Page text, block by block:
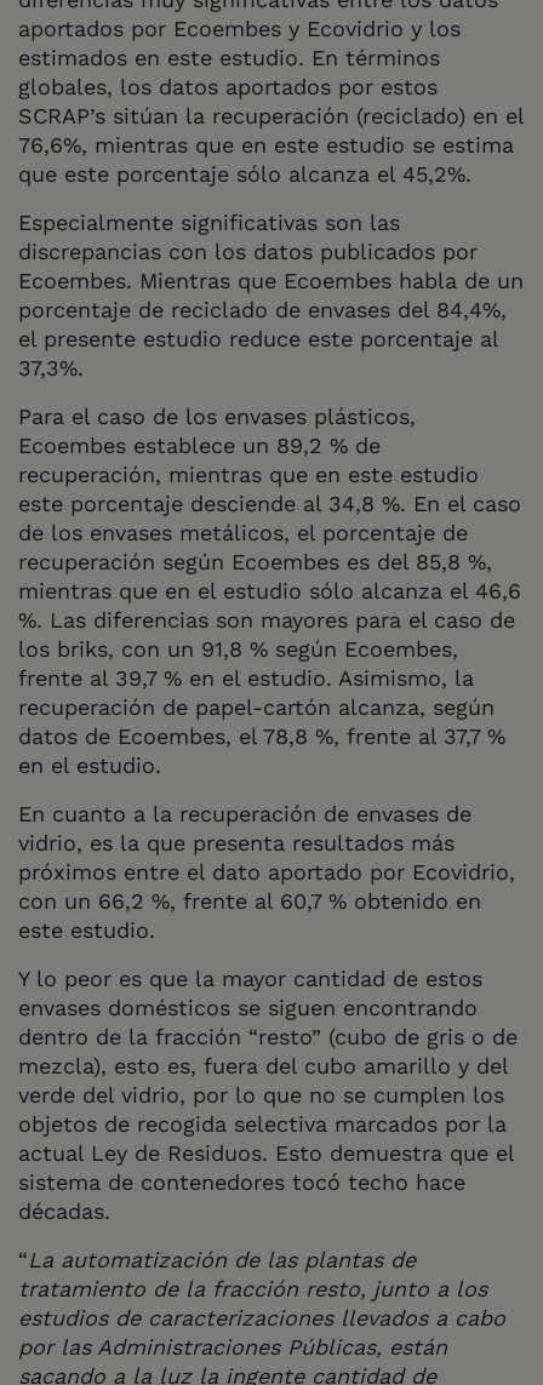
aportados por Ecoembes y Ecovidrio y los
estimados en este estudio. En términos
globales, los datos aportados por estos
SCRAP’s sitúan la recuperación (reciclado) en el
76,6%, mientras que en este estudio se estima
que este porcentaje sólo alcanza el 45,2%.
Especialmente significativas son las
discrepancias con los datos publicados por
Ecoembes. Mientras que Ecoembes habla de un
porcentaje de reciclado de envases del 84,4%,
el presente estudio reduce este porcentaje al
37,3%.
Para el caso de los envases plásticos,
Ecoembes establece un 89,2 % de
recuperación, mientras que en este estudio
este porcentaje desciende al 34,8 %. En el caso
de los envases metálicos, el porcentaje de
recuperación según Ecoembes es del 85,8 %,
mientras que en el estudio sólo alcanza el 46,6
%. Las diferencias son mayores para el caso de
los briks, con un 91,8 % según Ecoembes,
frente al 39,7 % en el estudio. Asimismo, la
recuperación de papel-cartón alcanza, según
datos de Ecoembes, el 78,8 %, frente al 37,7 %
en el estudio.
En cuanto a la recuperación de envases de
vidrio, es la que presenta resultados más
próximos entre el dato aportado por Ecovidrio,
con un 66,2 %, frente al 60,7 % obtenido en
este estudio.
Y lo peor es que la mayor cantidad de estos
envases domésticos se siguen encontrando
dentro de la fracción “resto” (cubo de gris o de
mezcla), esto es, fuera del cubo amarillo y del
verde del vidrio, por lo que no se cumplen los
objetos de recogida selectiva marcados por la
actual Ley de Residuos. Esto demuestra que el
sistema de contenedores tocó techo hace
décadas.
“La automatización de las plantas de
tratamiento de la fracción resto, junto a los
estudios de caracterizaciones llevados a cabo
por las Administraciones Públicas, están
sacando a la luz la ingente cantidad de